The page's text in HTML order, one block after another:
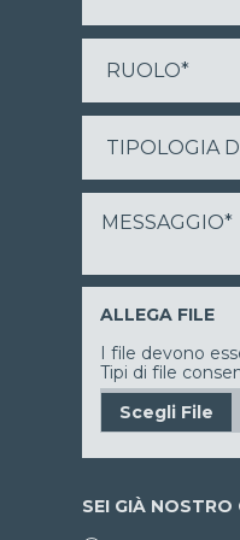
ALLEGA FILE
I file devono
Tipi di file
SEI GIÀ NOSTRO